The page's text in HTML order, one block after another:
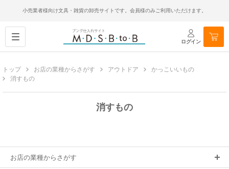
小売業者様向け文具・雑貨の卸売サイトです。会員様のみご利用いただけます。
ログイン
トップ お店の業種からさがす アウトドア
かっこいいもの
消すもの
消すもの
お店の業種からさがす